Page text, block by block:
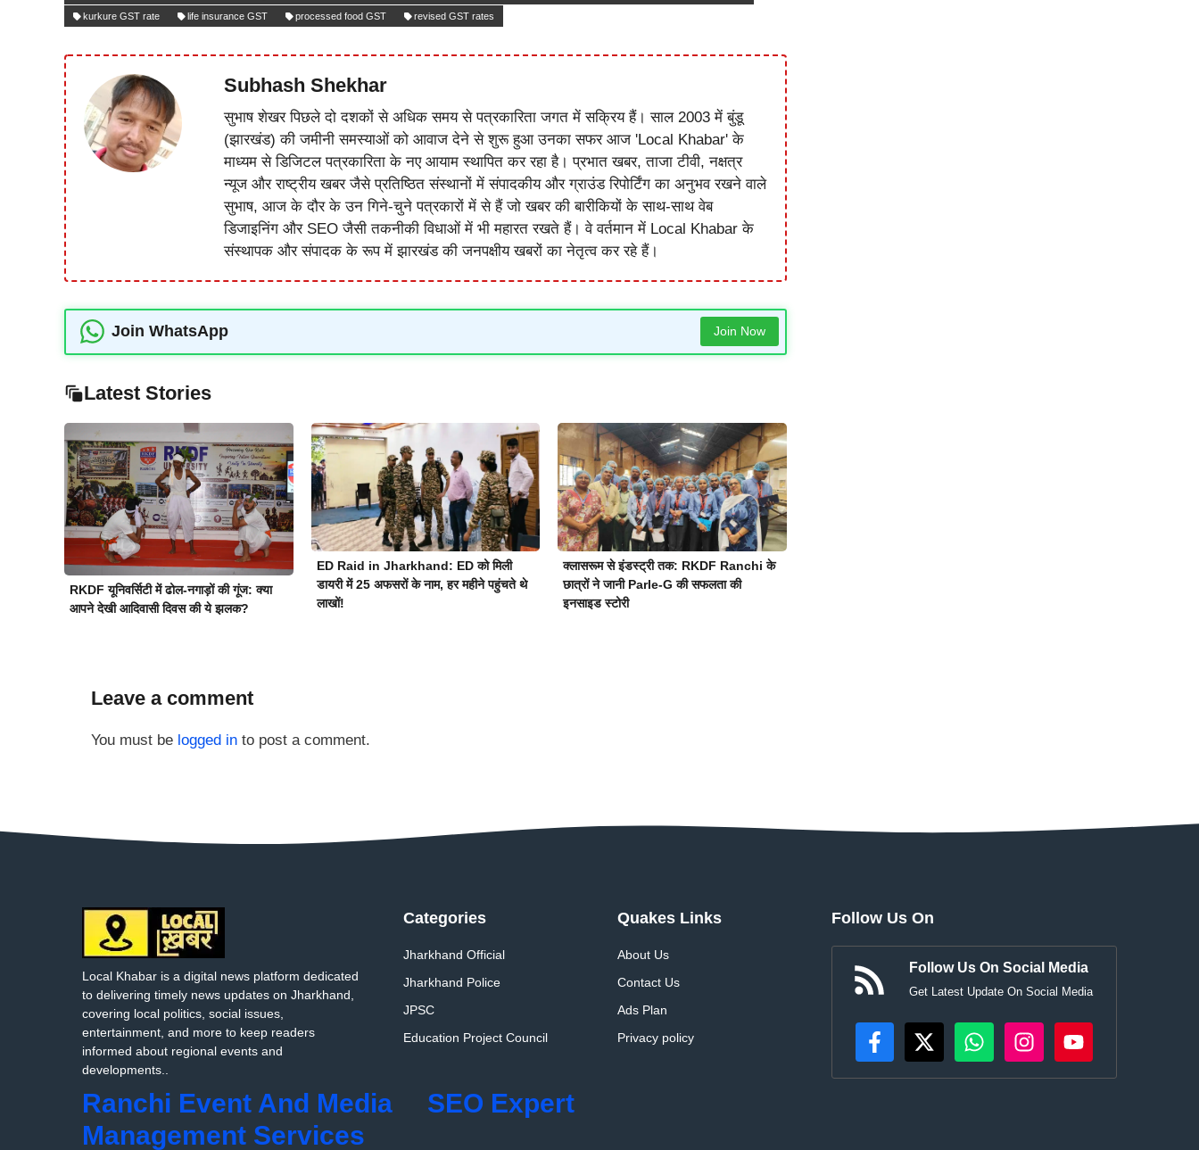
kurkure GST rate life insurance GST processed food GST revised GST rates
Subhash Shekhar
सुभाष शेखर पिछले दो दशकों से अधिक समय से पत्रकारिता जगत में सक्रिय हैं। साल 2003 में बुंडू
(झारखंड) की जमीनी समस्याओं को आवाज देने से शुरू हुआ उनका सफर आज 'Local Khabar' के
माध्यम से डिजिटल पत्रकारिता के नए आयाम स्थापित कर रहा है। प्रभात खबर, ताजा टीवी, नक्षत्र
न्यूज और राष्ट्रीय खबर जैसे प्रतिष्ठित संस्थानों में संपादकीय और ग्राउंड रिपोर्टिंग का अनुभव रखने वाले
सुभाष, आज के दौर के उन गिने-चुने पत्रकारों में से हैं जो खबर की बारीकियों के साथ-साथ वेब
डिजाइनिंग और SEO जैसी तकनीकी विधाओं में भी महारत रखते हैं। वे वर्तमान में Local Khabar के
संस्थापक और संपादक के रूप में झारखंड की जनपक्षीय खबरों का नेतृत्व कर रहे हैं।
Join WhatsApp Join Now
Latest Stories
RKDF यूनिवर्सिटी में ढोल-नगाड़ों की गूंज: क्या
आपने देखी आदिवासी दिवस की ये झलक?
ED Raid in Jharkhand: ED को मिली
डायरी में 25 अफसरों के नाम, हर महीने पहुंचते थे
लाखों!
क्लासरूम से इंडस्ट्री तक: RKDF Ranchi के
छात्रों ने जानी Parle-G की सफलता की
इनसाइड स्टोरी
Leave a comment
You must be logged in to post a comment.
Local Khabar is a digital news platform dedicated
to delivering timely news updates on Jharkhand,
covering local politics, social issues,
entertainment, and more to keep readers
informed about regional events and
developments..
Categories
Jharkhand Official
Jharkhand Police
JPSC
Education Project Council
Quakes Links
About Us
Contact Us
Ads Plan
Privacy policy
Follow Us On
Follow Us On Social Media
Get Latest Update On Social Media
Ranchi Event And Media
Management Services
SEO Expert